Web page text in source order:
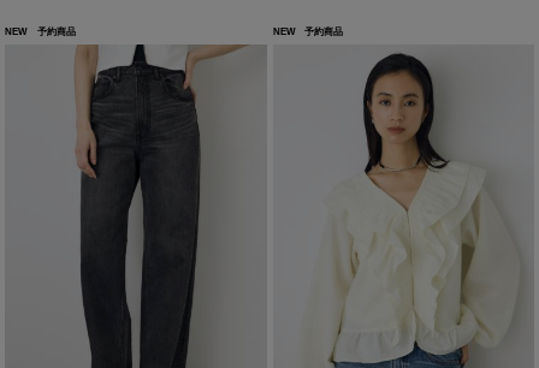
NEW 予約商品 NEW 予約商品